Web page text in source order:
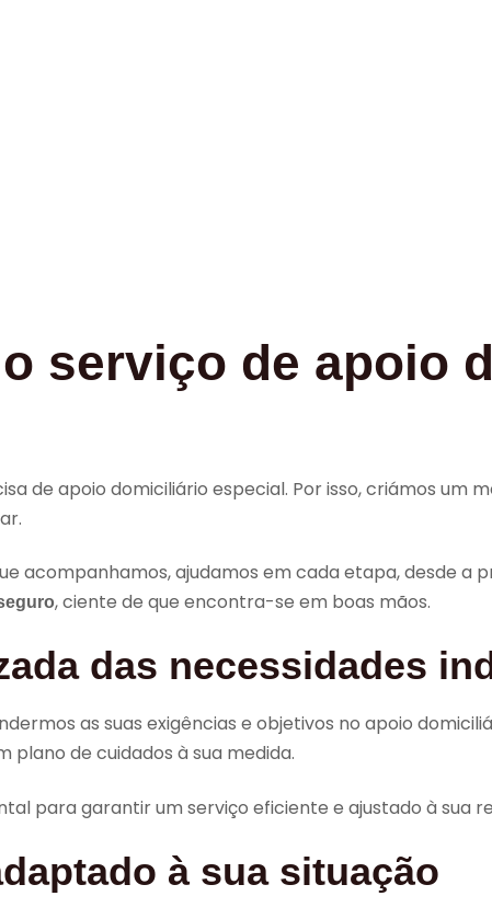
serviço de apoio
de apoio domiciliário especial. Por isso, criámos um
acompanhamos, ajudamos em cada etapa, desde
, ciente de que encontra-se em boas mãos.
das necessidades
as suas exigências e objetivos no apoio
plano de cuidados à sua medida.
para garantir um serviço eficiente e ajustado à sua
à sua situação